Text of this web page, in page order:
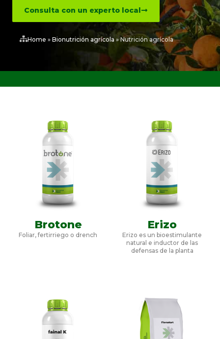
Consulta con un experto local
Home » Bionutrición agrícola »Nutrición agrícola
Brotone
Foliar, fertirriego o drench
Erizo
Erizo es un bioestimulante
natural e inductor de las
defensas de la planta